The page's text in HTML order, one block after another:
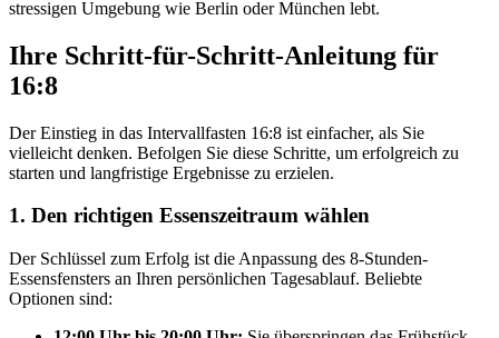
stressigen Umgebung wie Berlin oder München lebt.
Ihre Schritt-für-Schritt-Anleitung für
16:8
Der Einstieg in das Intervallfasten 16:8 ist einfacher, als Sie
vielleicht denken. Befolgen Sie diese Schritte, um erfolgreich zu
starten und langfristige Ergebnisse zu erzielen.
1. Den richtigen Essenszeitraum wählen
Der Schlüssel zum Erfolg ist die Anpassung des 8-Stunden-
Essensfensters an Ihren persönlichen Tagesablauf. Beliebte
Optionen sind: